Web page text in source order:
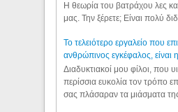
Η θεωρία του βατράχου λες και
μας. Την ξέρετε; Είναι πολύ
Το τελειότερο εργαλείο που
ανθρώπινος εγκέφαλος, είναι
Διαδυκτιακοί μου φίλοι, που
περίσσια ευκολία τον τρόπο
σας πλάσαραν τα μιάσματα